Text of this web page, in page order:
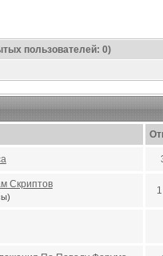
пользователей: 0)
Скриптов